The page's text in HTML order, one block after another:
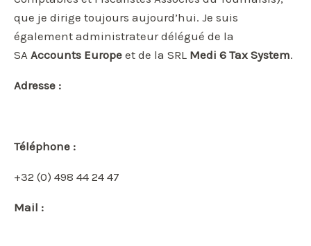
que je dirige toujours aujourd’hui. Je suis
également administrateur délégué de la
SA Accounts Europe et de la SRL Medi 6 Tax System.
Adresse :
Téléphone :
+32 (0) 498 44 24 47
Mail :